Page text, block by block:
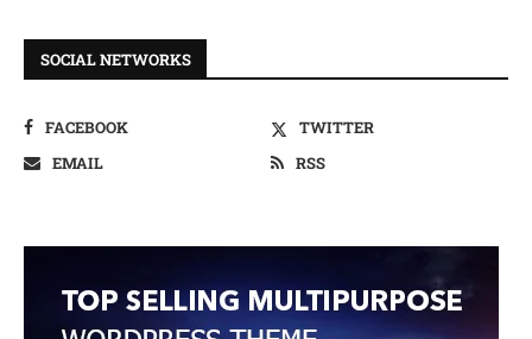
SOCIAL NETWORKS
FACEBOOK
TWITTER
EMAIL
RSS